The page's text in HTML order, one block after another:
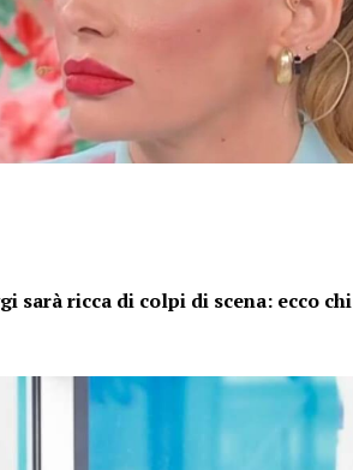
sarà ricca di colpi di scena: ecco chi